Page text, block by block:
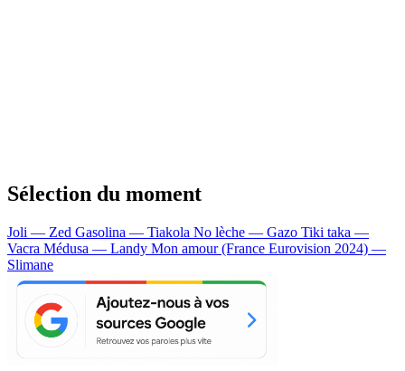
Sélection du moment
Joli — Zed Gasolina — Tiakola No lèche — Gazo Tiki taka —
Vacra Médusa — Landy Mon amour (France Eurovision 2024) —
Slimane